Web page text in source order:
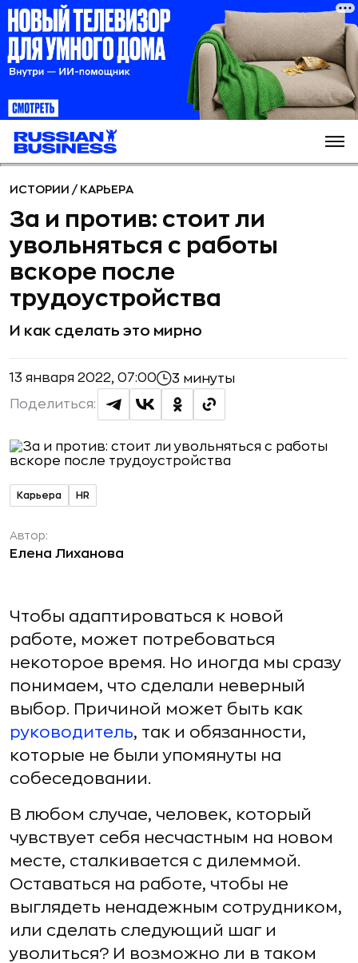
ИСТОРИИ / КАРЬЕРА
За и против: стоит ли
увольняться с работы
вскоре после
трудоустройства
И как сделать это мирно
13 января 2022, 07:00 3 минуты
Поделиться:
Карьера HR
Автор:
Елена Лиханова
Чтобы адаптироваться к новой
работе, может потребоваться
некоторое время. Но иногда мы сразу
понимаем, что сделали неверный
выбор. Причиной может быть как
руководитель, так и обязанности,
которые не были упомянуты на
собеседовании.
В любом случае, человек, который
чувствует себя несчастным на новом
месте, сталкивается с дилеммой.
Оставаться на работе, чтобы не
выглядеть ненадежным сотрудником,
или сделать следующий шаг и
уволиться? И возможно ли в таком